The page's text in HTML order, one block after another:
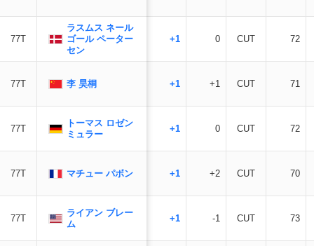
77T
ラスムス ネール
ゴール ペーター
セン
77T 李 昊桐
77T
トーマス ロゼン
ミュラー
77T マチュー パボン
77T
ライアン ブレー
ム
+1 0 CUT 72
+1 +1 CUT 71
+1 0 CUT 72
+1 +2 CUT 70
+1 -1 CUT 73